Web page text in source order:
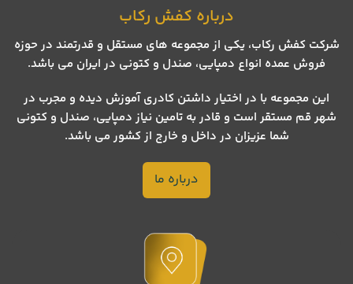
درباره کفش رکاب
شرکت کفش رکاب، یکی از مجموعه های مستقل و قدرتمند در حوزه
فروش عمده انواع دمپایی، صندل و کتونی در ایران می باشد.
این مجموعه با در اختیار داشتن کادری آموزش دیده و مجرب در
شهر قم مستقر است و قادر به تامین نیاز دمپایی، صندل و کتونی
شما عزیزان در داخل و خارج از کشور می باشد.
درباره ما